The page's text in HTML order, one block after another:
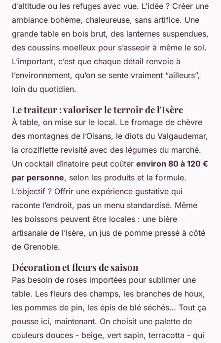
d’altitude ou les refuges avec vue. L’idée ? Créer une
ambiance bohème, chaleureuse, sans artifice. Une
grande table en bois brut, des lanternes suspendues,
des coussins moelleux pour s’asseoir à même le sol.
L’important, c’est que chaque détail renvoie à
l’environnement, qu’on se sente vraiment “ailleurs”,
loin du quotidien.
Le traiteur : valoriser le terroir de l'Isère
À table, on mise sur le local. Le fromage de chèvre
des montagnes de l’Oisans, le diots du Valgaudemar,
la croziflette revisité avec des légumes du marché.
Un cocktail dînatoire peut coûter environ 80 à 120 €
par personne, selon les produits et la formule.
L’objectif ? Offrir une expérience gustative qui
raconte l’endroit, pas un menu standardisé. Même
les boissons peuvent être locales : une bière
artisanale de l’Isère, un jus de pomme pressé à côté
de Grenoble.
Décoration et fleurs de saison
Pas besoin de roses importées pour sublimer une
table. Les fleurs des champs, les branches de houx,
les pommes de pin, les épis de blé séchés… Tout ça
pousse ici, maintenant. On choisit une palette de
couleurs douces - beige, vert sapin, terracotta - qui